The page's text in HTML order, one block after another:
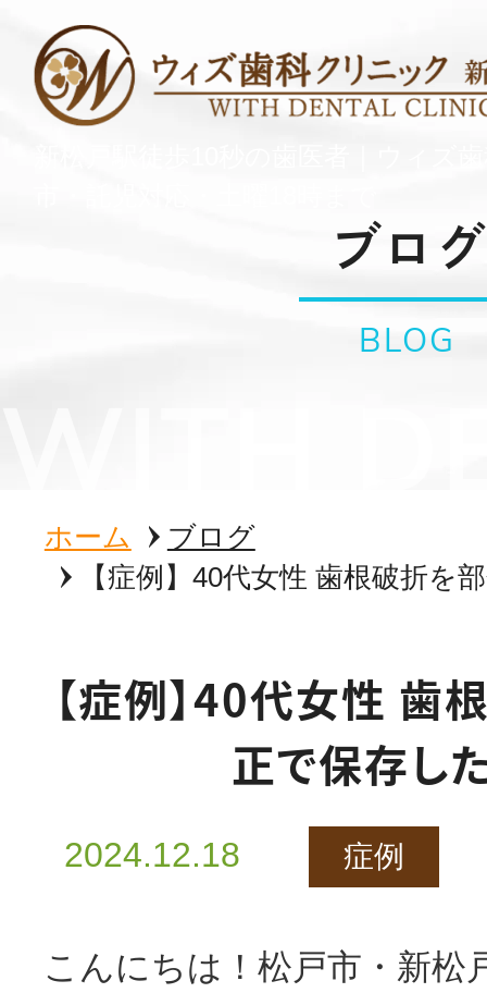
ブログ
BLOG
ホーム
ブログ
【症例】40代女性 歯根破折を
【症例】40代女性 歯
正で保存し
2024.12.18 症例
こんにちは！松戸市・新松